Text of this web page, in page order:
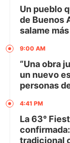
Un pueblo
de Buenos
salame
9:00 AM
“Una obra
un nuevo
personas
4:41 PM
La 63°
tradicional